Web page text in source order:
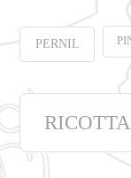
PERNIL
RICOTTA